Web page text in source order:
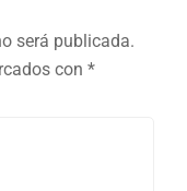
será publicada.
con *